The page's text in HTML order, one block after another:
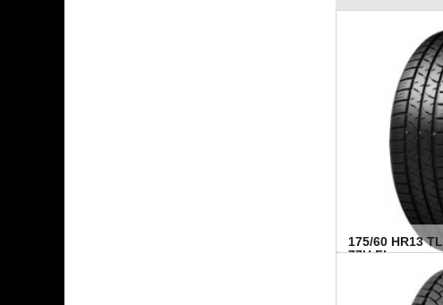
175/60 HR13 TL
77H FI...